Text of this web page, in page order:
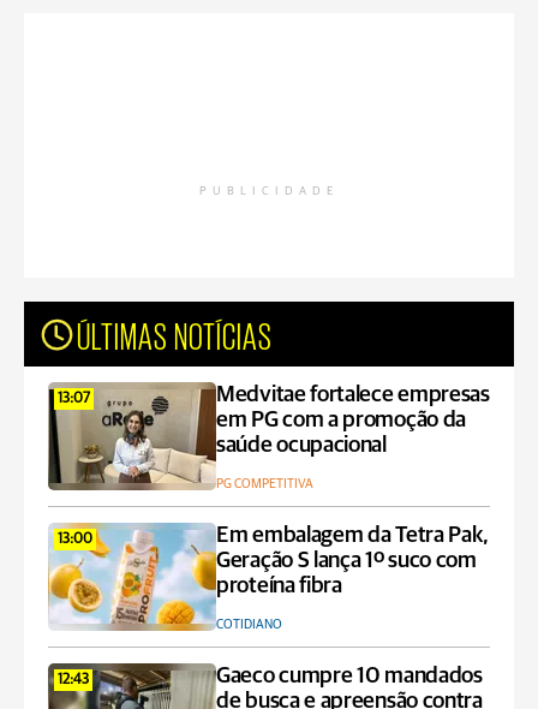
PUBLICIDADE
ÚLTIMAS NOTÍCIAS
13:07
Medvitae fortalece empresas
em PG com a promoção da
saúde ocupacional
PG COMPETITIVA
13:00
Em embalagem da Tetra Pak,
Geração S lança 1º suco com
proteína fibra
COTIDIANO
12:43
Gaeco cumpre 10 mandados
de busca e apreensão contra